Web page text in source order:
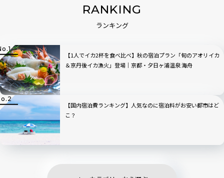
RANKING
ランキング
【1人でイカ2杯を食べ比べ】秋の宿泊プラン「旬のアオリイカ
＆京丹後イカ漁火」登場｜京都・夕日ヶ浦温泉 海舟
【国内宿泊費ランキング】人気なのに宿泊料がお安い都市はど
こ？